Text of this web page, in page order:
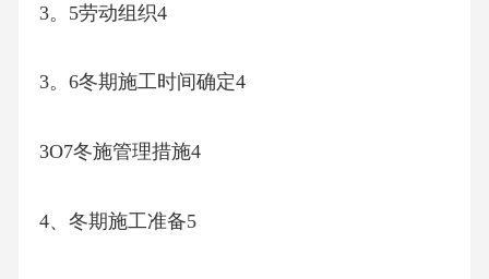
3。5劳动组织4
3。6冬期施工时间确定4
3O7冬施管理措施4
4、冬期施工准备5